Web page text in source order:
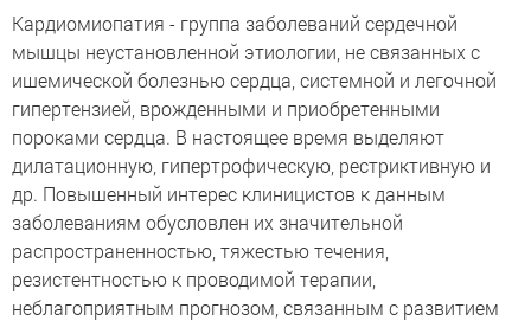
Кардиомиопатия - группа заболеваний сердечной
мышцы неустановленной этиологии, не связанных с
ишемической болезнью сердца, системной и легочной
гипертензией, врожденными и приобретенными
пороками сердца. В настоящее время выделяют
дилатационную, гипертрофическую, рестриктивную и
др. Повышенный интерес клиницистов к данным
заболеваниям обусловлен их значительной
распространенностью, тяжестью течения,
резистентностью к проводимой терапии,
неблагоприятным прогнозом, связанным с развитием